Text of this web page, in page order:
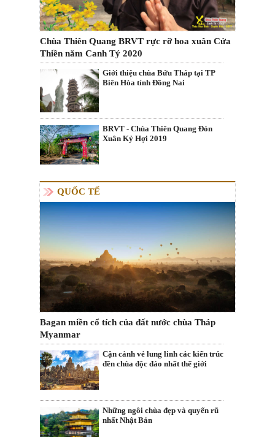
Chùa Thiên Quang BRVT rực rỡ hoa xuân Cửa
Thiền năm Canh Tý 2020
Giới thiệu chùa Bửu Tháp tại TP
Biên Hòa tỉnh Đồng Nai
BRVT - Chùa Thiên Quang Đón
Xuân Kỷ Hợi 2019
QUỐC TẾ
Bagan miền cổ tích của đất nước chùa Tháp
Myanmar
Cận cảnh vẻ lung linh các kiến trúc
đền chùa độc đáo nhất thế giới
Những ngôi chùa đẹp và quyến rũ
nhất Nhật Bản